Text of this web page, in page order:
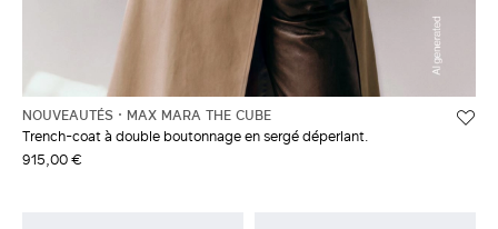
NOUVEAUTÉS
MAX MARA THE CUBE
Trench-coat à double boutonnage en sergé déperlant.
915,00 €